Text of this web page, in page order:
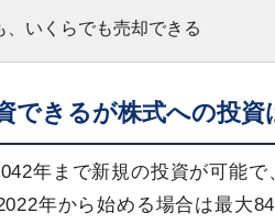
いくらでも売却できる
できるが株式への投資
年まで新規の投資が可能
年から始める場合は最大